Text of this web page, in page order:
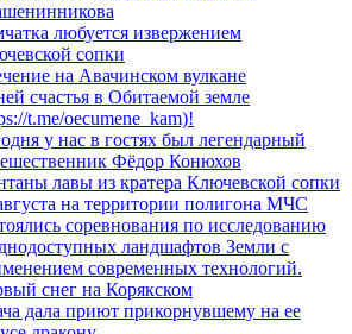
любуется извержением
сопки
на Авачинском вулкане
счастья в Обитаемой земле
t.me/oecumene_kam)!
у нас в гостях был легендарный
Фёдор Конюхов
лавы из кратера Ключевской сопки
на территории полигона МЧС
соревнования по исследованию
ландшафтов Земли с
современных технологий.
снег на Корякском
дала приют прикорнувшему на ее